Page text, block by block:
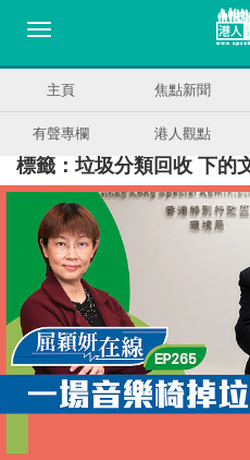
主頁 焦點新聞
有聲專欄 港人觀點
標籤：垃圾分類回收 下的